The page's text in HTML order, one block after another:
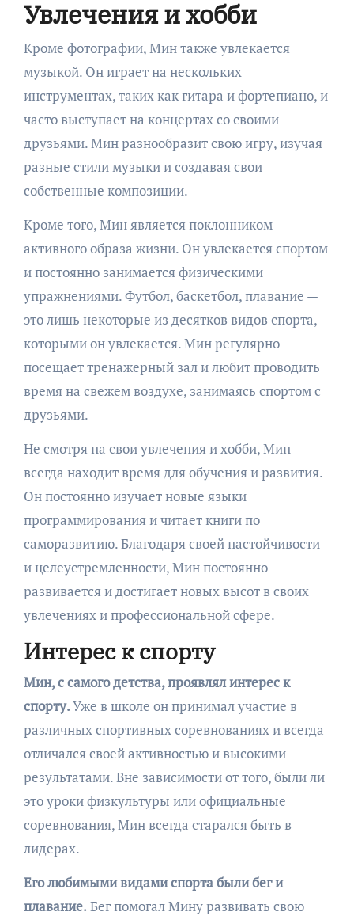
Увлечения и хобби
Кроме фотографии, Мин также увлекается
музыкой. Он играет на нескольких
инструментах, таких как гитара и фортепиано, и
часто выступает на концертах со своими
друзьями. Мин разнообразит свою игру, изучая
разные стили музыки и создавая свои
собственные композиции.
Кроме того, Мин является поклонником
активного образа жизни. Он увлекается спортом
и постоянно занимается физическими
упражнениями. Футбол, баскетбол, плавание —
это лишь некоторые из десятков видов спорта,
которыми он увлекается. Мин регулярно
посещает тренажерный зал и любит проводить
время на свежем воздухе, занимаясь спортом с
друзьями.
Не смотря на свои увлечения и хобби, Мин
всегда находит время для обучения и развития.
Он постоянно изучает новые языки
программирования и читает книги по
саморазвитию. Благодаря своей настойчивости
и целеустремленности, Мин постоянно
развивается и достигает новых высот в своих
увлечениях и профессиональной сфере.
Интерес к спорту
Мин, с самого детства, проявлял интерес к
спорту.Уже в школе он принимал участие в
различных спортивных соревнованиях и всегда
отличался своей активностью и высокими
результатами. Вне зависимости от того, были ли
это уроки физкультуры или официальные
соревнования, Мин всегда старался быть в
лидерах.
Его любимыми видами спорта были бег и
плавание. Бег помогал Мину развивать свою